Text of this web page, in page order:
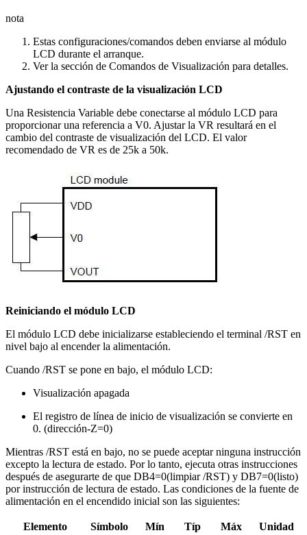
nota
Estas configuraciones/comandos deben enviarse al módulo
LCD durante el arranque.
Ver la sección de Comandos de Visualización para detalles.
Ajustando el contraste de la visualización LCD
Una Resistencia Variable debe conectarse al módulo LCD para
proporcionar una referencia a V0. Ajustar la VR resultará en el
cambio del contraste de visualización del LCD. El valor
recomendado de VR es de 25k a 50k.
Reiniciando el módulo LCD
El módulo LCD debe inicializarse estableciendo el terminal /RST en
nivel bajo al encender la alimentación.
Cuando /RST se pone en bajo, el módulo LCD:
Visualización apagada
El registro de línea de inicio de visualización se convierte en
0. (dirección-Z=0)
Mientras /RST está en bajo, no se puede aceptar ninguna instrucción
excepto la lectura de estado. Por lo tanto, ejecuta otras instrucciones
después de asegurarte de que DB4=0(limpiar /RST) y DB7=0(listo)
por instrucción de lectura de estado. Las condiciones de la fuente de
alimentación en el encendido inicial son las siguientes:
Elemento Símbolo Mín Típ Máx
Unidad